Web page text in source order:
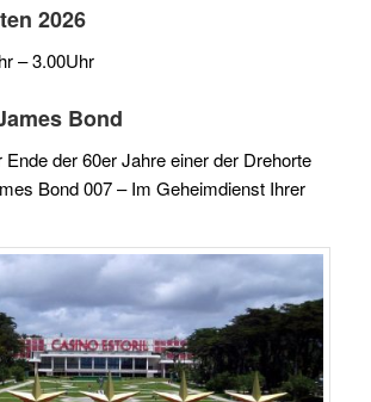
2026
– 3.00Uhr
Bond
der 60er Jahre einer der Drehorte
Bond 007 – Im Geheimdienst Ihrer